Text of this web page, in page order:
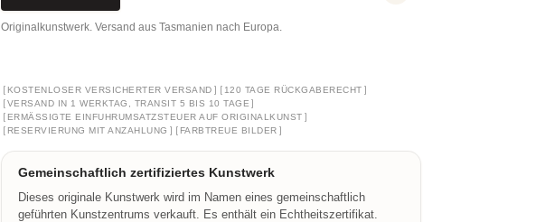
Originalkunstwerk. Versand aus Tasmanien nach Europa.
[ KOSTENLOSER VERSICHERTER VERSAND ] [ 120 TAGE RÜCKGABERECHT ]
[VERSAND IN 1 WERKTAG, TRANSIT 5 BIS 10 TAGE ]
[ ERMÄSSIGTE EINFUHRUMSATZSTEUER AUF ORIGINALKUNST
]
[ RESERVIERUNG MIT ANZAHLUNG ] [ FARBTREUE BILDER ]
Gemeinschaftlich zertifiziertes Kunstwerk
Dieses originale Kunstwerk wird im Namen eines gemeinschaftlich
geführten Kunstzentrums verkauft. Es enthält ein Echtheitszertifikat.